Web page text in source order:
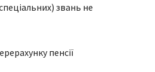
звань не
пенсії